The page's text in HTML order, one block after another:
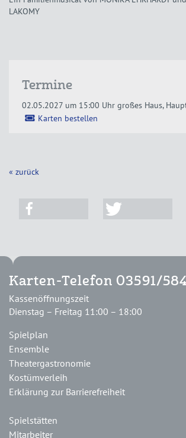
LAKOMY
Termine
02.05.2027 um 15:00 Uhr großes Haus,
Karten bestellen
« zurück
Karten-Telefon 03591/
Kassenöffnungszeit
Dienstag – Freitag 11:00 – 18:00
Spielplan
Ensemble
Theatergastronomie
Kostümverleih
Erklärung zur Barrierefreiheit
Spielstätten
Mitarbeiter